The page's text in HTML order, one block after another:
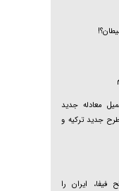
معادله جدید
طرح جدید ترکیه و
فیفا، ایران را